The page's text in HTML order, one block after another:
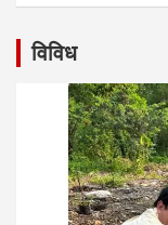
विविध